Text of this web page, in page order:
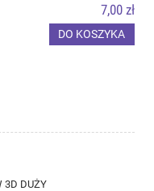
7,00 zł
DO KOSZYKA
3D DUŻY